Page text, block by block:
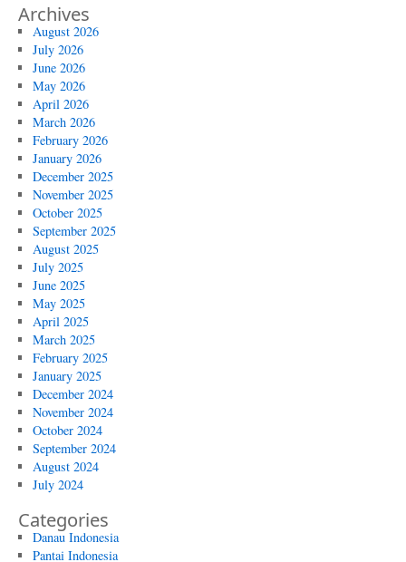
Archives
August 2026
July 2026
June 2026
May 2026
April 2026
March 2026
February 2026
January 2026
December 2025
November 2025
October 2025
September 2025
August 2025
July 2025
June 2025
May 2025
April 2025
March 2025
February 2025
January 2025
December 2024
November 2024
October 2024
September 2024
August 2024
July 2024
Categories
Danau Indonesia
Pantai Indonesia